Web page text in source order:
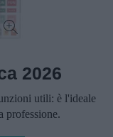
2026
utili: è l'ideale
professione.